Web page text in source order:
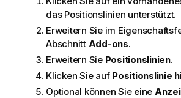
das Positionslinien unterstützt.
Erweitern Sie im
Abschnitt Add-ons.
Erweitern Sie Positionslinien.
Klicken Sie auf Positionslinie
Optional können Sie eine